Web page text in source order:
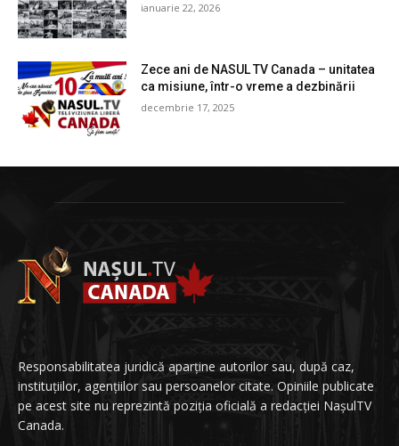
ianuarie 22, 2026
Zece ani de NASUL TV Canada – unitatea
ca misiune, într-o vreme a dezbinării
decembrie 17, 2025
Responsabilitatea juridică aparține autorilor sau, după caz,
instituțiilor, agențiilor sau persoanelor citate. Opiniile publicate
pe acest site nu reprezintă poziția oficială a redacției NașulTV
Canada.